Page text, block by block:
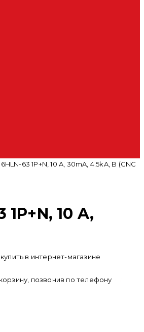
63 1P+N, 10 A, 30mA, 4.5kA, B (CNC
10 A,
в интернет-магазине
позвонив по телефону